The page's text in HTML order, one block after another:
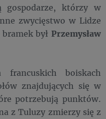
gospodarze, którzy w
zwycięstwo w Lidze
był Przemysław
francuskich boiskach
znajdujących się w
potrzebują punktów.
z Tuluzy zmierzy się z